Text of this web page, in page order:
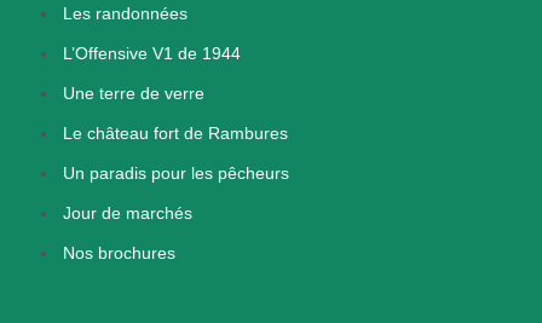
Les randonnées
L’Offensive V1 de 1944
Une terre de verre
Le château fort de Rambures
Un paradis pour les pêcheurs
Jour de marchés
Nos brochures